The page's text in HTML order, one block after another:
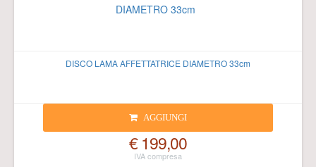
DISCO LAMA AFFETTATRICE DIAMETRO 33cm
AGGIUNGI
€ 199,00